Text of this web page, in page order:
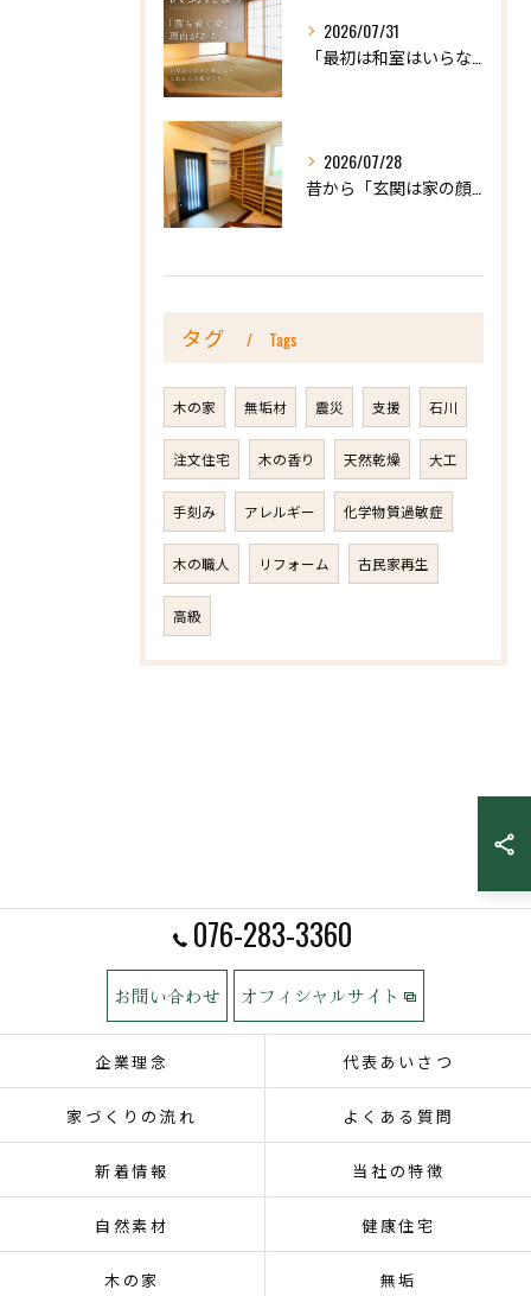
2026/07/31
2026/07/28
タグ Tags
木の家 無垢材 震災 支援 石川
注文住宅 木の香り 天然乾燥 大工
手刻み アレルギー 化学物質過敏症
木の職人 リフォーム 古民家再生
高級
076-283-3360
お問い合わせ オフィシャルサイト
企業理念 代表あいさつ
家づくりの流れ よくある質問
新着情報 当社の特徴
自然素材 健康住宅
木の家 無垢